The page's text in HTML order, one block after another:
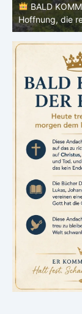
BALD
den Monat |